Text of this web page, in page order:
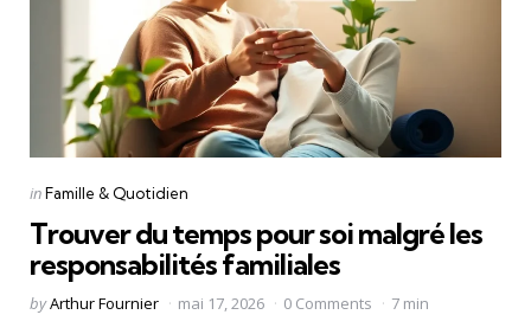
Categories
Posted
inFamille & Quotidien
Trouver du temps pour soi malgré les
responsabilités familiales
Posted
byArthur Fournier mai 17, 2026 0 Comments 7 min